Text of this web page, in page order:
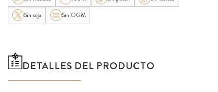
Sin soja
Sin OGM
DETALLES DEL PRODUCTO